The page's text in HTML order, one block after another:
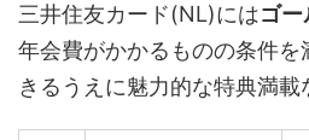
三井住友カード(NL)にはゴ
年会費がかかるものの条件
きるうえに魅力的な特典満載